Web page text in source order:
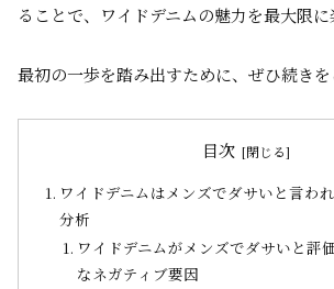
ることで、ワイドデニムの魅力を最大限に
最初の一歩を踏み出すために、ぜひ続きを
目次
ワイドデニムはメンズでダサいと言わ
分析
ワイドデニムがメンズでダサいと評
なネガティブ要因